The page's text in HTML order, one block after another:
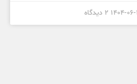
1404- 2 دیدگاه